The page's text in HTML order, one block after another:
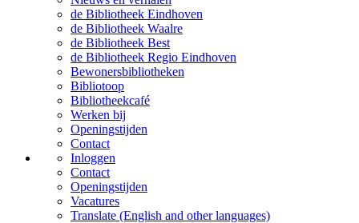
de Bibliotheek Eindhoven
de Bibliotheek Waalre
de Bibliotheek Best
de Bibliotheek Regio Eindhoven
Bewonersbibliotheken
Bibliotoop
Bibliotheekcafé
Werken bij
Openingstijden
Contact
Inloggen
Contact
Openingstijden
Vacatures
Translate (English and other languages)